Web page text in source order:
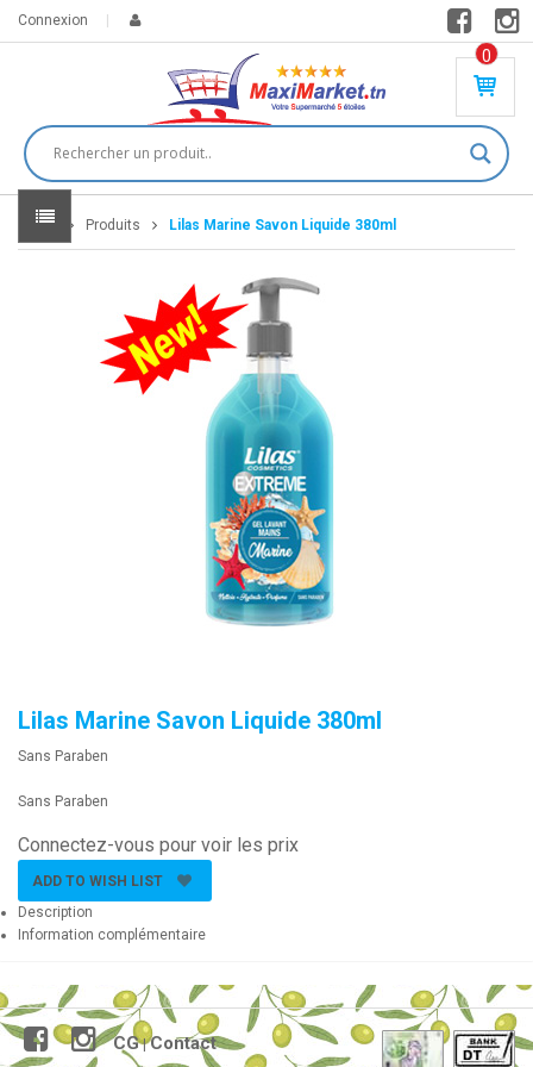
Connexion
0
PR
DU
IT(
S)
Home Produits Lilas Marine Savon Liquide 380ml
Lilas Marine Savon Liquide 380ml
Sans Paraben
Sans Paraben
Connectez-vous pour voir les prix
ADD TO WISH LIST
Description
Information complémentaire
CG|Contact